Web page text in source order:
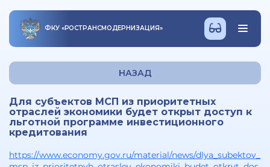
ФКУ «РОСТРАНСМОДЕРНИЗАЦИЯ»
НАЗАД
Для субъектов МСП из приоритетных
отраслей экономики будет открыт доступ к
льготной программе инвестиционного
кредитования
https://www.economy.gov.ru/material/news/dlya_subektov_